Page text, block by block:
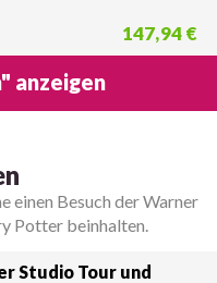
147,94 €
anzeigen
einen Besuch der Warner
Potter beinhalten.
Studio Tour und